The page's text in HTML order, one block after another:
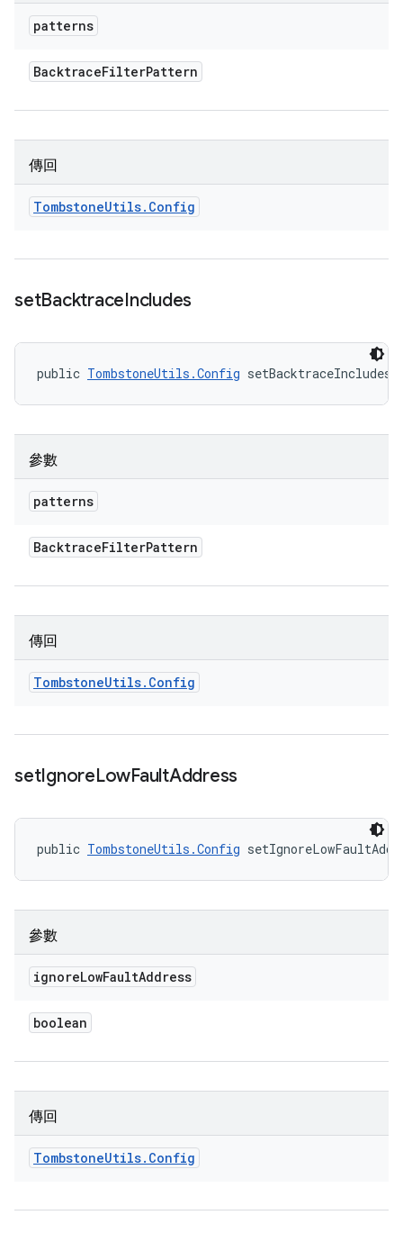
patterns
BacktraceFilterPattern
傳回
TombstoneUtils. Config
setBacktraceIncludes
public TombstoneUtils.Config setBacktraceIncludes
參數
patterns
BacktraceFilterPattern
傳回
TombstoneUtils. Config
setIgnoreLowFaultAddress
public TombstoneUtils.Config
參數
ignoreLowFaultAddress
boolean
傳回
TombstoneUtils. Config